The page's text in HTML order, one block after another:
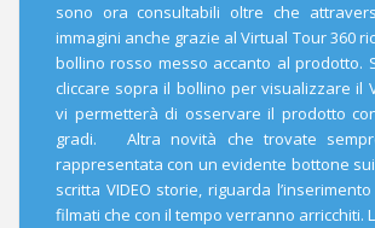
sono ora consultabili oltre che
immagini anche grazie al Virtual Tour 360
bollino rosso messo accanto al prodotto.
cliccare sopra il bollino per visualizzare il
vi permetterà di osservare il prodotto
gradi. Altra novità che trovate
rappresentata con un evidente bottone
scritta VIDEO storie, riguarda
filmati che con il tempo verranno arricchiti.